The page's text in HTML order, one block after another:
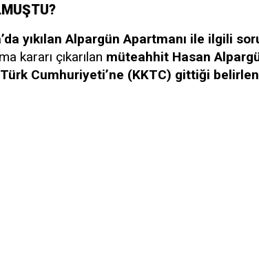
yıkılan Alpargün Apartmanı ile ilgili
kararı çıkarılan müteahhit Hasan
Türk Cumhuriyeti’ne (KKTC) gittiği